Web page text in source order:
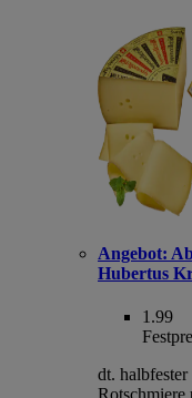
Angebot:
Hubertus
1.99
dt.
Rotschmiere